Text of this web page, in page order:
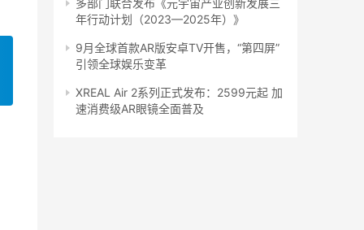
多部门联合发布《元宇宙产业创新发展三
年行动计划（2023—2025年）》
9月全球首款AR版安卓TV开售，“第四屏”
引领全球娱乐变革
XREAL Air 2系列正式发布：2599元起 加
速消费级AR眼镜全面普及